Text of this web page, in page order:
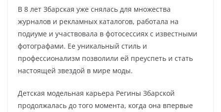
В 8 лет Збарская уже снялась для множества
журналов и рекламных каталогов, работала на
подиуме и участвовала в фотосессиях с известными
фотографами. Ее уникальный стиль и
профессионализм позволили ей преуспеть и стать
настоящей звездой в мире моды.
Детская модельная карьера Регины Збарской
продолжалась до того момента, когда она впервые